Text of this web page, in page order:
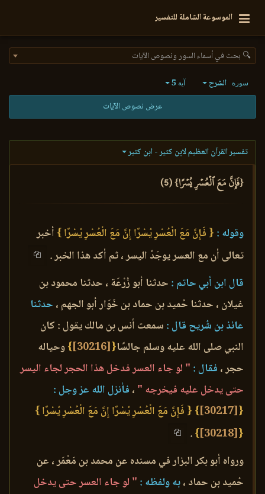
الموسوعة الشاملة للتفسير
🔍 بحث في أسماء السور ونصوص الآيات
سورة الشرح آية 5
عرض نصوص الآيات
تفسير القرآن العظيم لابن كثير - ابن كثير
{فَإِنَّ مَعَ ٱلۡعُسۡرِ يُسۡرًا} (5)
وقوله : { فَإِنَّ مَعَ الْعُسْرِ يُسْرًا إِنَّ مَعَ الْعُسْرِ يُسْرًا } أخبر
تعالى أن مع العسر يوجَدُ اليسر ، ثم أكد هذا الخبر .
قال ابن أبي حاتم : حدثنا أبو زُرْعَة ، حدثنا محمود بن
غيلان ، حدثنا حُميد بن حماد بن خَوَار أبو الجهم ، حدثنا
عائذ بن شُريح قال : سمعت أنس بن مالك يقول : كان
النبي صلى الله عليه وسلم جالسًا{
[30216]
}وحياله
حجر ، فقال : " لو جاء العسر فدخل هذا الحجر لجاء اليسر
حتى يدخل عليه فيخرجه " ، فأنزل الله عز وجل :
{
[30217]
} { فَإِنَّ مَعَ الْعُسْرِ يُسْرًا إِنَّ مَعَ الْعُسْرِ يُسْرًا }
{
[30218]
}
.
ورواه أبو بكر البزار في مسنده عن محمد بن مَعْمَر ، عن
حُميد بن حماد ،به ولفظه : " لو جاء العسر حتى يدخل